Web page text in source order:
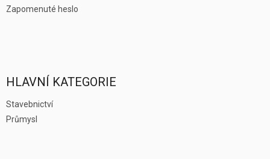
Zapomenuté heslo
HLAVNÍ KATEGORIE
Stavebnictví
Průmysl